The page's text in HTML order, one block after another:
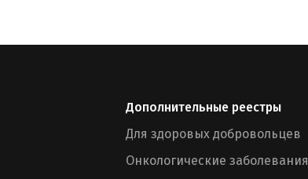
Дополнительные реестры
Для здоровых добровольцев
Онкологические заболевания